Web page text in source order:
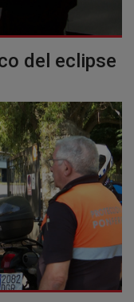
del eclipse